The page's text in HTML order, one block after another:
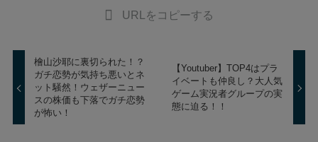
URLをコピーする
檜山沙耶に裏切られた！？
ガチ恋勢が気持ち悪いとネ
ット騒然！ウェザーニュー
スの株価も下落でガチ恋勢
が怖い！
【Youtuber】TOP4はプラ
イベートも仲良し？大人気
ゲーム実況者グループの実
態に迫る！！